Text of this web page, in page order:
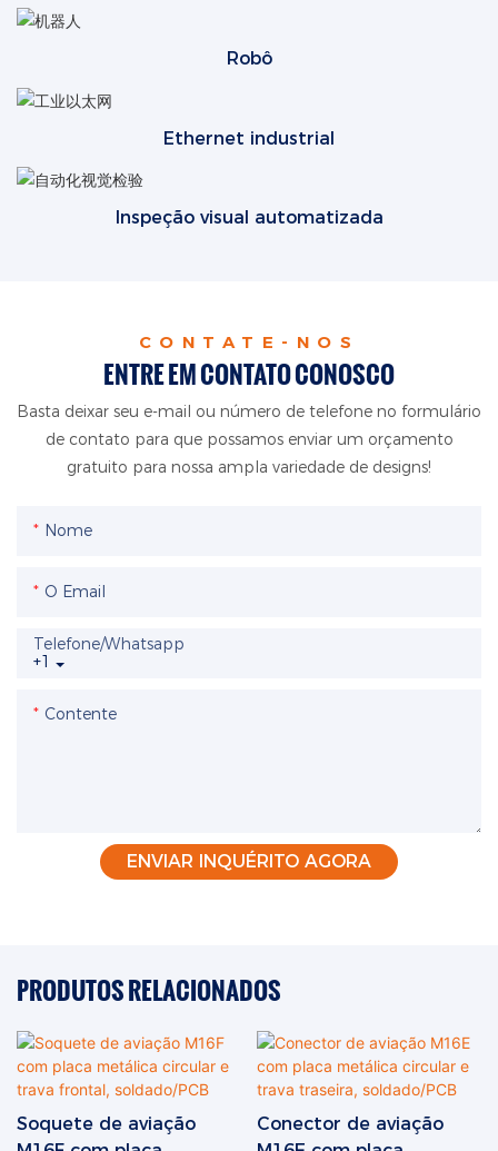
Robô
Ethernet industrial
Inspeção visual automatizada
CONTATE-NOS
ENTRE EM CONTATO CONOSCO
Basta deixar seu e-mail ou número de telefone no formulário
de contato para que possamos enviar um orçamento
gratuito para nossa ampla variedade de designs!
Nome
O Email
+1
Telefone/whatsapp
Contente
ENVIAR INQUÉRITO AGORA
PRODUTOS RELACIONADOS
Soquete de aviação
Conector de aviação